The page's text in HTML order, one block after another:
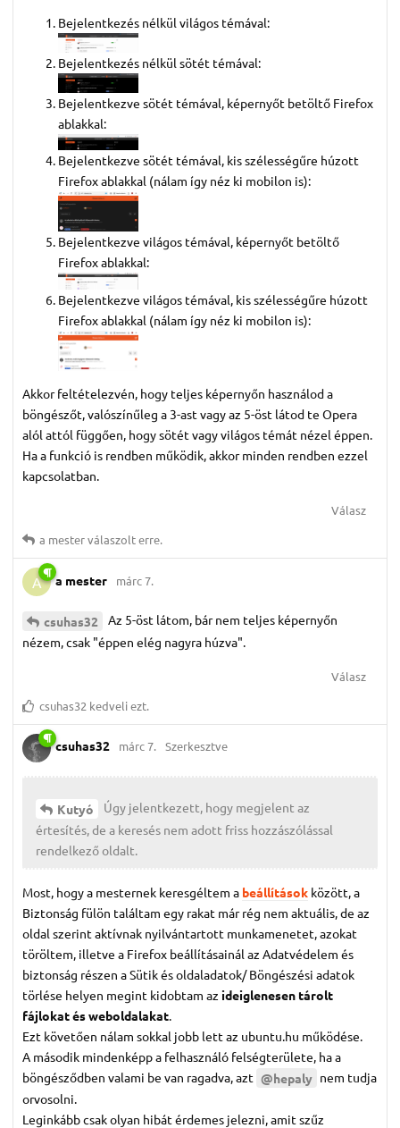
Bejelentkezés nélkül világos témával:
Bejelentkezés nélkül sötét témával:
Bejelentkezve sötét témával, képernyőt betöltő Firefox
ablakkal:
Bejelentkezve sötét témával, kis szélességűre húzott
Firefox ablakkal (nálam így néz ki mobilon is):
Bejelentkezve világos témával, képernyőt betöltő
Firefox ablakkal:
Bejelentkezve világos témával, kis szélességűre húzott
Firefox ablakkal (nálam így néz ki mobilon is):
Akkor feltételezvén, hogy teljes képernyőn használod a
böngészőt, valószínűleg a 3-ast vagy az 5-öst látod te Opera
alól attól függően, hogy sötét vagy világos témát nézel éppen.
Ha a funkció is rendben működik, akkor minden rendben ezzel
kapcsolatban.
Válasz
a mesterválaszolt erre.
A a mester márc 7.
csuhas32
Az 5-öst látom, bár nem teljes képernyőn
nézem, csak "éppen elég nagyra húzva".
Válasz
csuhas32 kedveli ezt.
csuhas32 márc 7. Szerkesztve
Kutyó
Úgy jelentkezett, hogy megjelent az
értesítés, de a keresés nem adott friss hozzászólással
rendelkező oldalt.
Most, hogy a mesternek keresgéltem a beállítások között, a
Biztonság fülön találtam egy rakat már rég nem aktuális, de az
oldal szerint aktívnak nyilvántartott munkamenetet, azokat
töröltem, illetve a Firefox beállításainál az Adatvédelem és
biztonság részen a Sütik és oldaladatok/ Böngészési adatok
törlése helyen megint kidobtam az ideiglenesen tárolt
fájlokat és weboldalakat
Ezt követően nálam sokkal jobb lett az ubuntu.hu működése.
A második mindenképp a felhasználó felségterülete, ha a
böngésződben valami be van ragadva, azt @hepaly nem tudja
orvosolni.
Leginkább csak olyan hibát érdemes jelezni, amit szűz